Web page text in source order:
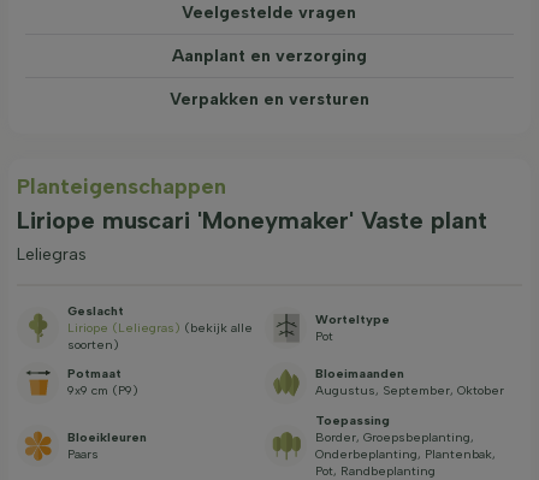
Veelgestelde vragen
Aanplant en verzorging
Verpakken en versturen
Planteigenschappen
Liriope muscari 'Moneymaker' Vaste plant
Leliegras
Geslacht
Liriope (Leliegras) (bekijk alle
soorten)
Worteltype
Pot
Potmaat
9x9 cm (P9)
Bloeimaanden
Augustus, September, Oktober
Bloeikleuren
Paars
Toepassing
Border, Groepsbeplanting,
Onderbeplanting, Plantenbak,
Pot, Randbeplanting